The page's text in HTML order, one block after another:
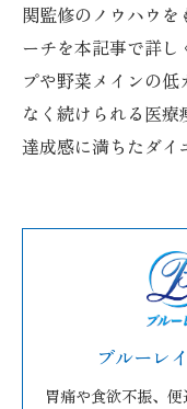
関監修のノウハウを
ーチを本記事で詳
プや野菜メインの
なく続けられる医
達成感に満ちたダイ
ブルーレ
胃痛や食欲不振、